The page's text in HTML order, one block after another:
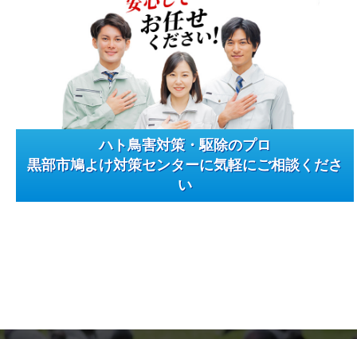
ハト鳥害対策・駆除のプロ
黒部市鳩よけ対策センターに気軽にご相談くださ
い